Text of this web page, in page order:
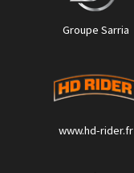
Groupe Sarria
www.hd-rider.fr